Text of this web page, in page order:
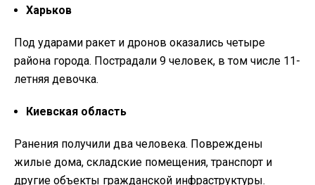
Харьков
Под ударами ракет и дронов оказались четыре
района города. Пострадали 9 человек, в том числе 11-
летняя девочка.
Киевская область
Ранения получили два человека. Повреждены
жилые дома, складские помещения, транспорт и
другие объекты гражданской инфраструктуры.